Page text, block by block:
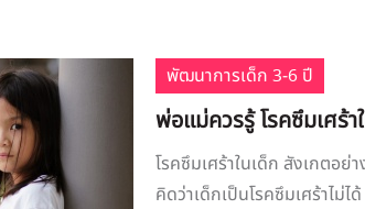
พัฒนาการเด็ก 3-6 ปี
พ่อแม่ควรรู้ โรคซึมเศร้า
โรคซึมเศร้าในเด็ก สังเกตอย่
คิดว่าเด็กเป็นโรคซึมเศร้าไม่